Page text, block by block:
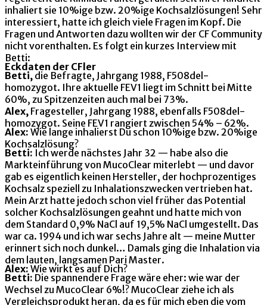
inhaliert sie 10%ige bzw. 20%ige Kochsalzlösungen! Sehr
interessiert, hatte ich gleich viele Fragen im Kopf. Die
Fragen und Antworten dazu wollten wir der CF Community
nicht vorenthalten. Es folgt ein kurzes Interview mit
Betti:
Eckdaten der CFler
Betti, die Befragte, Jahrgang 1988, F508del-
homozygot. Ihre aktuelle FEV1 liegt im Schnitt bei Mitte
60%, zu Spitzenzeiten auch mal bei 73%.
Alex, Fragesteller, Jahrgang 1988, ebenfalls F508del-
homozygot. Seine FEV1 rangiert zwischen 54% – 62%.
Alex: Wie lange inhalierst Du schon 10%ige bzw. 20%ige
Kochsalzlösung?
Betti: Ich werde nächstes Jahr 32 — habe also die
Markteinführung von MucoClear miterlebt — und davor
gab es eigentlich keinen Hersteller, der hochprozentiges
Kochsalz speziell zu Inhalationszwecken vertrieben hat.
Mein Arzt hatte jedoch schon viel früher das Potential
solcher Kochsalzlösungen geahnt und hatte mich von
dem Standard 0,9% NaCl auf 19,5% NaCl umgestellt. Das
war ca. 1994 und ich war sechs Jahre alt — meine Mutter
erinnert sich noch dunkel… Damals ging die Inhalation via
dem lauten, langsamen Pari Master.
Alex: Wie wirkt es auf Dich?
Betti: Die spannendere Frage wäre eher: wie war der
Wechsel zu MucoClear 6%!? MucoClear ziehe ich als
Vergleichsprodukt heran, da es für mich eben die vom